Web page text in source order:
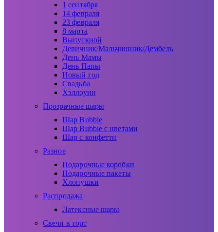
1 сентября
14 февраля
23 февраля
8 марта
Выпускной
Девичник/Мальчишник/Дембель
День Мамы
День Папы
Новый год
Свадьба
Хэллоуин
Прозрачные шары
Шар Bubble
Шар Bubble с цветами
Шар с конфетти
Разное
Подарочные коробки
Подарочные пакеты
Хлопушки
Распродажа
Латексные шары
Свечи в торт